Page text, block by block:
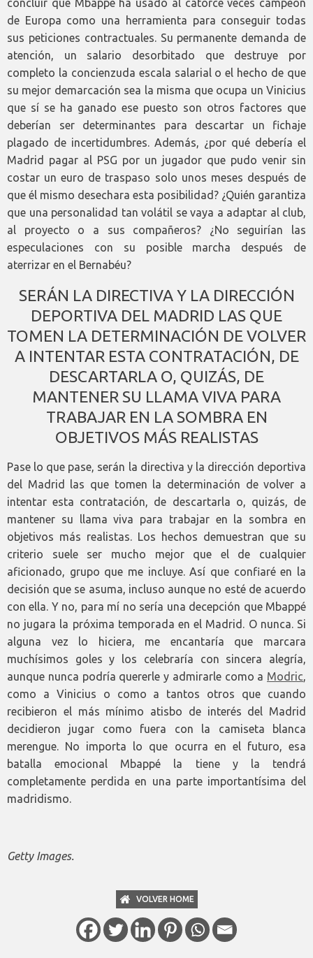
concluir que Mbappé ha usado al catorce veces campeón
de Europa como una herramienta para conseguir todas
sus peticiones contractuales. Su permanente demanda de
atención, un salario desorbitado que destruye por
completo la concienzuda escala salarial o el hecho de que
su mejor demarcación sea la misma que ocupa un Vinicius
que sí se ha ganado ese puesto son otros factores que
deberían ser determinantes para descartar un fichaje
plagado de incertidumbres. Además, ¿por qué debería el
Madrid pagar al PSG por un jugador que pudo venir sin
costar un euro de traspaso solo unos meses después de
que él mismo desechara esta posibilidad? ¿Quién garantiza
que una personalidad tan volátil se vaya a adaptar al club,
al proyecto o a sus compañeros? ¿No seguirían las
especulaciones con su posible marcha después de
aterrizar en el Bernabéu?
SERÁN LA DIRECTIVA Y LA DIRECCIÓN
DEPORTIVA DEL MADRID LAS QUE
TOMEN LA DETERMINACIÓN DE VOLVER
A INTENTAR ESTA CONTRATACIÓN, DE
DESCARTARLA O, QUIZÁS, DE
MANTENER SU LLAMA VIVA PARA
TRABAJAR EN LA SOMBRA EN
OBJETIVOS MÁS REALISTAS
Pase lo que pase, serán la directiva y la dirección deportiva
del Madrid las que tomen la determinación de volver a
intentar esta contratación, de descartarla o, quizás, de
mantener su llama viva para trabajar en la sombra en
objetivos más realistas. Los hechos demuestran que su
criterio suele ser mucho mejor que el de cualquier
aficionado, grupo que me incluye. Así que confiaré en la
decisión que se asuma, incluso aunque no esté de acuerdo
con ella. Y no, para mí no sería una decepción que Mbappé
no jugara la próxima temporada en el Madrid. O nunca. Si
alguna vez lo hiciera, me encantaría que marcara
muchísimos goles y los celebraría con sincera alegría,
aunque nunca podría quererle y admirarle como a Modric,
como a Vinicius o como a tantos otros que cuando
recibieron el más mínimo atisbo de interés del Madrid
decidieron jugar como fuera con la camiseta blanca
merengue. No importa lo que ocurra en el futuro, esa
batalla emocional Mbappé la tiene y la tendrá
completamente perdida en una parte importantísima del
madridismo.
Getty Images.
VOLVER HOME